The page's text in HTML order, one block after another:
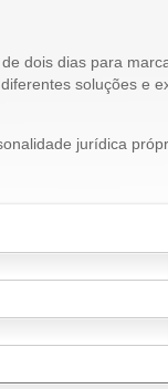
dois dias para
soluções e
jurídica